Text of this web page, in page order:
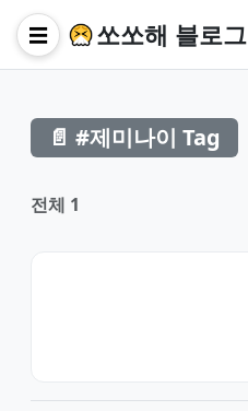
☰ 쏘쏘해 블로그
📄 #제미나이 Tag
전체 1